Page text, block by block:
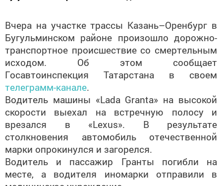
Бугульминском районе произошло дорожно-
транспортное происшествие со смертельным
исходом. Об этом сообщает
Госавтоинспекция Татарстана в своем
телеграмм-канале.
Водитель машины «Lada Granta» на высокой
скорости выехал на встречную полосу и
врезался в «Lexus». В результате
столкновения автомобиль отечественной
марки опрокинулся и загорелся.
Водитель и пассажир Гранты погибли на
месте, а водителя иномарки отправили в
медицинское учреждение.